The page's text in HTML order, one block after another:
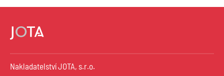
Nakladatelství JOTA, s.r.o.